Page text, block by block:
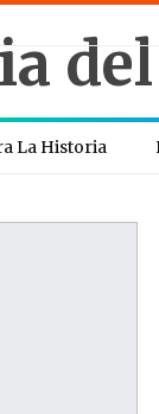
La Historia